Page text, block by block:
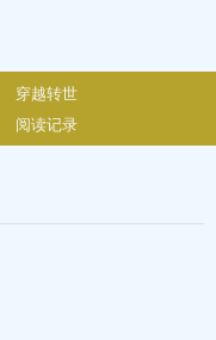
穿越转世
阅读记录